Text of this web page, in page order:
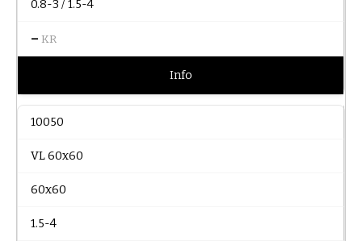
0.8-3 / 1.5-4
– KR
Info
10050
VL 60x60
60x60
1.5-4